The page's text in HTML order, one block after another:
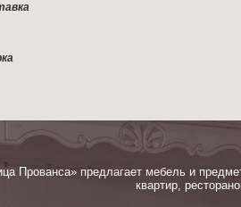
Прованса» предлагает мебель и
квартир,